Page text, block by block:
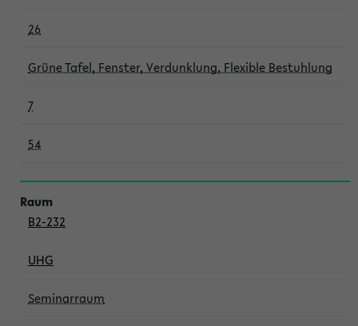
26
Grüne Tafel, Fenster, Verdunklung, Flexible Bestuhlung
7
54
B2-232
UHG
Seminarraum